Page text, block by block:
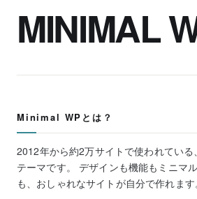
MINIMAL
Minimal WPとは？
2012年から約2万サイトで使われてい
テーマです。 デザインも機能もミニマ
も、おしゃれなサイトが自分で作れます